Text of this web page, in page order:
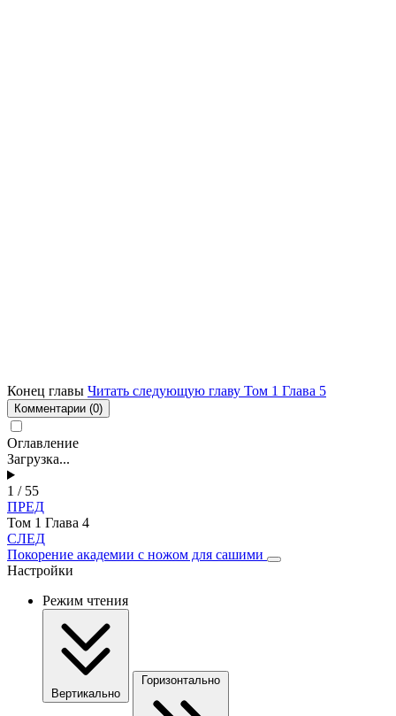
Конец главы Читать следующую главу Том 1 Глава 5
Комментарии (0)
Оглавление
Загрузка...
1 / 55
ПРЕД
Том 1 Глава 4
СЛЕД
Покорение академии с ножом для сашими
Настройки
Режим чтения
Вертикально
Горизонтально